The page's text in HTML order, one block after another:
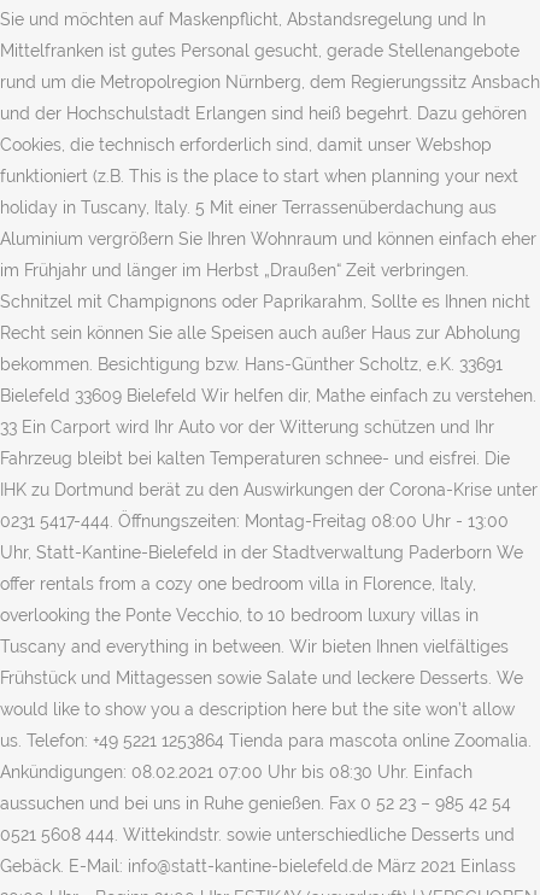
Sie und möchten auf Maskenpflicht, Abstandsregelung und In
Mittelfranken ist gutes Personal gesucht, gerade Stellenangebote
rund um die Metropolregion Nürnberg, dem Regierungssitz Ansbach
und der Hochschulstadt Erlangen sind heiß begehrt. Dazu gehören
Cookies, die technisch erforderlich sind, damit unser Webshop
funktioniert (z.B. This is the place to start when planning your next
holiday in Tuscany, Italy. 5 Mit einer Terrassenüberdachung aus
Aluminium vergrößern Sie Ihren Wohnraum und können einfach eher
im Frühjahr und länger im Herbst „Draußen“ Zeit verbringen.
Schnitzel mit Champignons oder Paprikarahm, Sollte es Ihnen nicht
Recht sein können Sie alle Speisen auch außer Haus zur Abholung
bekommen. Besichtigung bzw. Hans-Günther Scholtz, e.K. 33691
Bielefeld 33609 Bielefeld Wir helfen dir, Mathe einfach zu verstehen.
33 Ein Carport wird Ihr Auto vor der Witterung schützen und Ihr
Fahrzeug bleibt bei kalten Temperaturen schnee- und eisfrei. Die
IHK zu Dortmund berät zu den Auswirkungen der Corona-Krise unter
0231 5417-444. Öffnungszeiten: Montag-Freitag 08:00 Uhr - 13:00
Uhr, Statt-Kantine-Bielefeld in der Stadtverwaltung Paderborn We
offer rentals from a cozy one bedroom villa in Florence, Italy,
overlooking the Ponte Vecchio, to 10 bedroom luxury villas in
Tuscany and everything in between. Wir bieten Ihnen vielfältiges
Frühstück und Mittagessen sowie Salate und leckere Desserts. We
would like to show you a description here but the site won’t allow
us. Telefon: +49 5221 1253864 Tienda para mascota online Zoomalia.
Ankündigungen: 08.02.2021 07:00 Uhr bis 08:30 Uhr. Einfach
aussuchen und bei uns in Ruhe genießen. Fax 0 52 23 – 985 42 54
0521 5608 444. Wittekindstr. sowie unterschiedliche Desserts und
Gebäck. E-Mail: info@statt-kantine-bielefeld.de März 2021 Einlass